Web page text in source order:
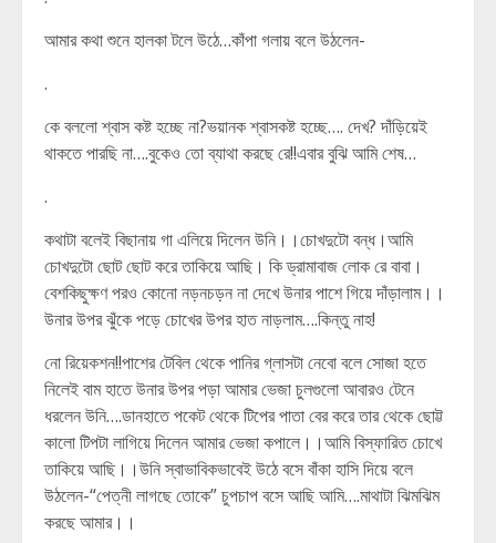
আমার কথা শুনে হালকা টলে উঠে…কাঁপা গলায় বলে উঠলেন-
.
কে বললো শ্বাস কষ্ট হচ্ছে না?ভয়ানক শ্বাসকষ্ট হচ্ছে…. দেখ? দাঁড়িয়েই
থাকতে পারছি না….বুকেও তো ব্যাথা করছে রে!!এবার বুঝি আমি শেষ…
.
কথাটা বলেই বিছানায় গা এলিয়ে দিলেন উনি।।চোখদুটো বন্ধ।আমি
চোখদুটো ছোট ছোট করে তাকিয়ে আছি। কি ড্রামাবাজ লোক রে বাবা।
বেশকিছুক্ষণ পরও কোনো নড়নচড়ন না দেখে উনার পাশে গিয়ে দাঁড়ালাম।।
উনার উপর ঝুঁকে পড়ে চোখের উপর হাত নাড়লাম….কিন্তু নাহ!
নো রিয়েকশন!!পাশের টেবিল থেকে পানির গ্লাসটা নেবো বলে সোজা হতে
নিলেই বাম হাতে উনার উপর পড়া আমার ভেজা চুলগুলো আবারও টেনে
ধরলেন উনি….ডানহাতে পকেট থেকে টিপের পাতা বের করে তার থেকে ছোট্ট
কালো টিপটা লাগিয়ে দিলেন আমার ভেজা কপালে।।আমি বিস্ফারিত চোখে
তাকিয়ে আছি।।উনি স্বাভাবিকভাবেই উঠে বসে বাঁকা হাসি দিয়ে বলে
উঠলেন-“পেত্নী লাগছে তোকে” চুপচাপ বসে আছি আমি….মাথাটা ঝিমঝিম
করছে আমার।।